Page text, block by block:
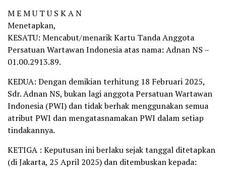
M E M U T U S K A N
Menetapkan,
KESATU: Mencabut/menarik Kartu Tanda Anggota
Persatuan Wartawan Indonesia atas nama: Adnan NS –
01.00.2913.89.
KEDUA: Dengan demikian terhitung 18 Februari 2025,
Sdr. Adnan NS, bukan lagi anggota Persatuan Wartawan
Indonesia (PWI) dan tidak berhak menggunakan semua
atribut PWI dan mengatasnamakan PWI dalam setiap
tindakannya.
KETIGA : Keputusan ini berlaku sejak tanggal ditetapkan
(di Jakarta, 25 April 2025) dan ditembuskan kepada: